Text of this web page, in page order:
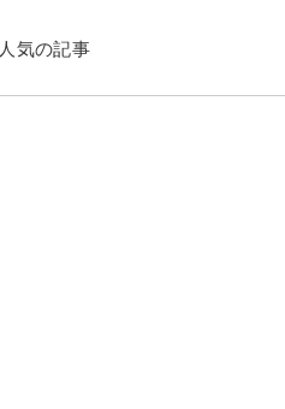
人気の記事